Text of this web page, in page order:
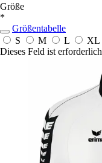
Größe
*
Größentabelle
S
M L XL
Dieses Feld ist erforderlich